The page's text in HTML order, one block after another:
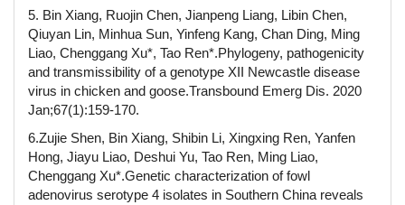
5. Bin Xiang, Ruojin Chen, Jianpeng Liang, Libin Chen,
Qiuyan Lin, Minhua Sun, Yinfeng Kang, Chan Ding, Ming
Liao, Chenggang Xu*, Tao Ren*.Phylogeny, pathogenicity
and transmissibility of a genotype XII Newcastle disease
virus in chicken and goose.Transbound Emerg Dis. 2020
Jan;67(1):159-170.
6.Zujie Shen, Bin Xiang, Shibin Li, Xingxing Ren, Yanfen
Hong, Jiayu Liao, Deshui Yu, Tao Ren, Ming Liao,
Chenggang Xu*.Genetic characterization of fowl
adenovirus serotype 4 isolates in Southern China reveals